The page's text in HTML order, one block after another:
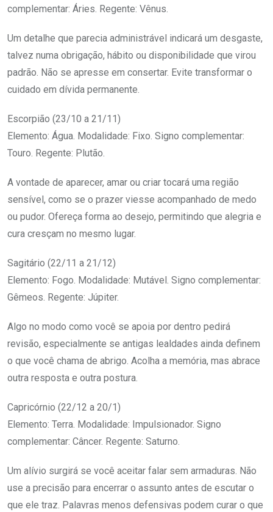
complementar: Áries. Regente: Vênus.
Um detalhe que parecia administrável indicará um desgaste,
talvez numa obrigação, hábito ou disponibilidade que virou
padrão. Não se apresse em consertar. Evite transformar o
cuidado em dívida permanente.
Escorpião (23/10 a 21/11)
Elemento: Água. Modalidade: Fixo. Signo complementar:
Touro. Regente: Plutão.
A vontade de aparecer, amar ou criar tocará uma região
sensível, como se o prazer viesse acompanhado de medo
ou pudor. Ofereça forma ao desejo, permitindo que alegria e
cura cresçam no mesmo lugar.
Sagitário (22/11 a 21/12)
Elemento: Fogo. Modalidade: Mutável. Signo complementar:
Gêmeos. Regente: Júpiter.
Algo no modo como você se apoia por dentro pedirá
revisão, especialmente se antigas lealdades ainda definem
o que você chama de abrigo. Acolha a memória, mas abrace
outra resposta e outra postura.
Capricórnio (22/12 a 20/1)
Elemento: Terra. Modalidade: Impulsionador. Signo
complementar: Câncer. Regente: Saturno.
Um alívio surgirá se você aceitar falar sem armaduras. Não
use a precisão para encerrar o assunto antes de escutar o
que ele traz. Palavras menos defensivas podem curar o que